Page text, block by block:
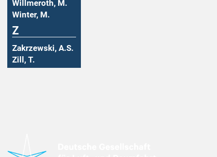
Willmeroth, M.
Winter, M.
Z
Zakrzewski, A.S.
Zill, T.